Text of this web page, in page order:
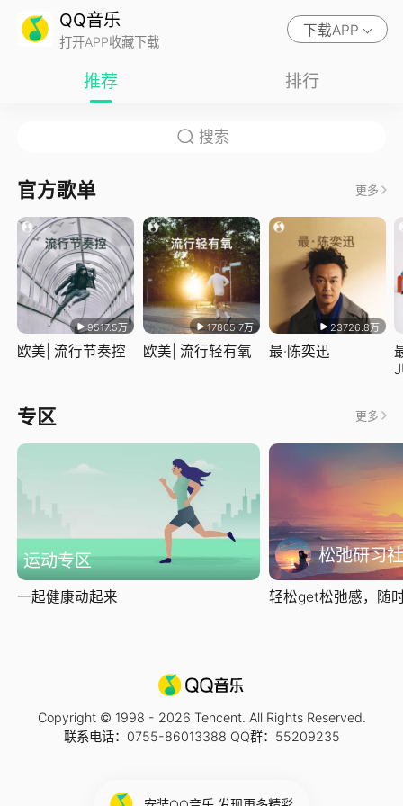
QQ音乐
打开APP收藏下载
下载APP
推荐 排行
官方歌单 更多
9517.5万
欧美| 流行节奏控
17805.7万
欧美| 流行轻有氧
23726.8万
最·陈奕迅
专区 更多
运动专区
一起健康动起来
松弛研习社
轻松get松弛感，随
Copyright © 1998 - 2026 Tencent. All Rights Reserved.
联系电话：0755-86013388 QQ群：55209235